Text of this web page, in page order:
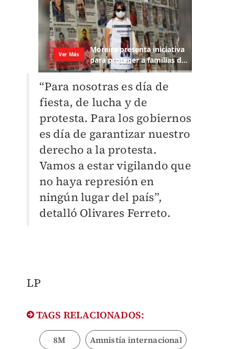
“Para nosotras es día de
fiesta, de lucha y de
protesta. Para los gobiernos
es día de garantizar nuestro
derecho a la protesta.
Vamos a estar vigilando que
no haya represión en
ningún lugar del país”,
detalló Olivares Ferreto.
LP
TAGS RELACIONADOS:
8M Amnistía internacional